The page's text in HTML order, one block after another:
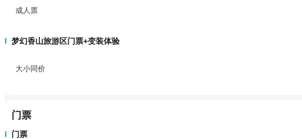
成人票
梦幻香山旅游区门票+变装体验
大小同价
门票
门票